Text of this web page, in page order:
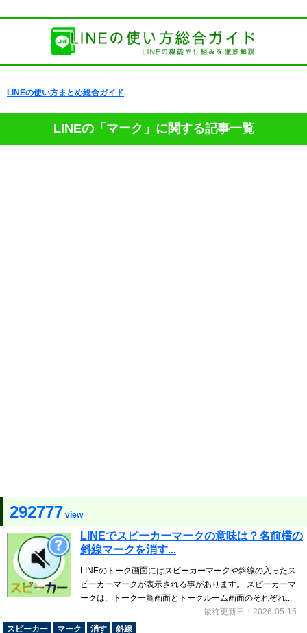
LINEの使い方まとめ総合ガイド
LINEの「マーク」に関する記事一覧
292777 view
LINEでスピーカーマークの意味は？名前横の
斜線マークを消す...
LINEのトーク画面にはスピーカーマークや斜線の入ったス
ピーカーマークが表示される事があります。 スピーカーマ
ークは、トーク一覧画面とトークルーム画面のそれぞれ...
最終更新日：2026-05-15
スピーカー
マーク 消す 斜線